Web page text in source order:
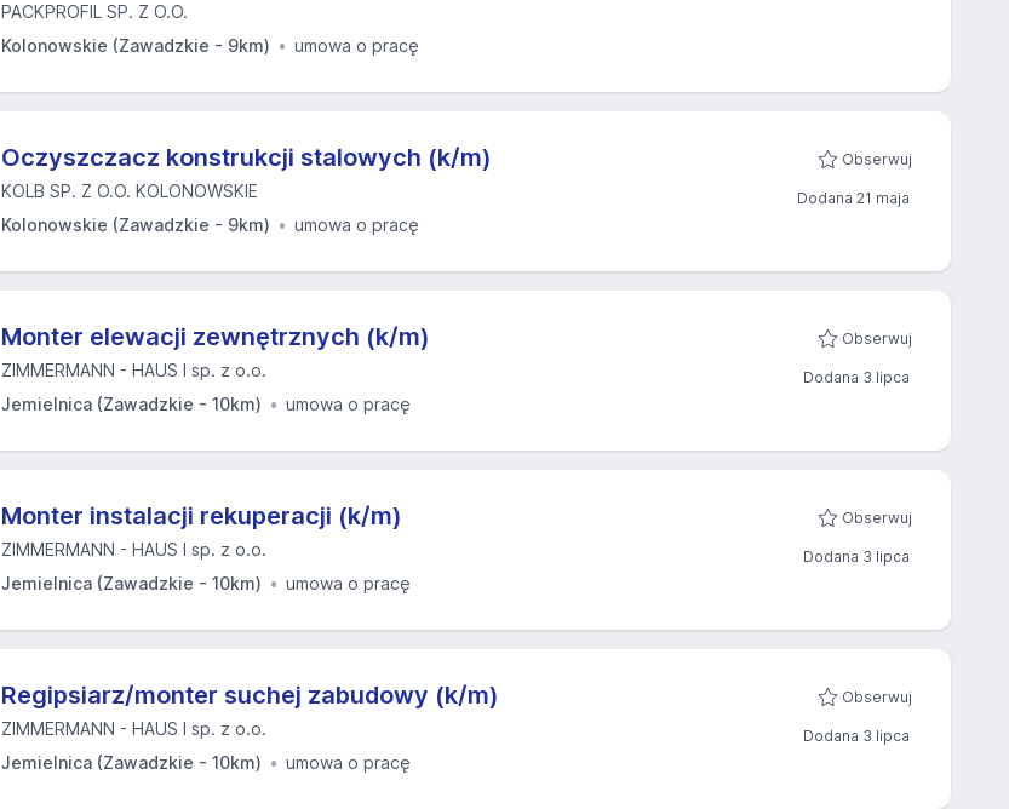
PACKPROFIL SP. Z O.O.
Kolonowskie (Zawadzkie - 9km)
umowa o pracę
Oczyszczacz konstrukcji stalowych (k/m)
KOLB SP. Z O.O. KOLONOWSKIE
Kolonowskie (Zawadzkie - 9km)
umowa o pracę
Obserwuj
Dodana 21 maja
Monter elewacji zewnętrznych (k/m)
ZIMMERMANN - HAUS I sp. z o.o.
Jemielnica (Zawadzkie - 10km)
umowa o pracę
Obserwuj
Dodana 3 lipca
Monter instalacji rekuperacji (k/m)
ZIMMERMANN - HAUS I sp. z o.o.
Jemielnica (Zawadzkie - 10km)
umowa o pracę
Obserwuj
Dodana 3 lipca
Regipsiarz/monter suchej zabudowy (k/m)
ZIMMERMANN - HAUS I sp. z o.o.
Jemielnica (Zawadzkie - 10km)
umowa o pracę
Obserwuj
Dodana 3 lipca